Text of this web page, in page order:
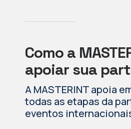
Como a
apoiar sua
A MASTERINT apoia
todas as etapas da
eventos